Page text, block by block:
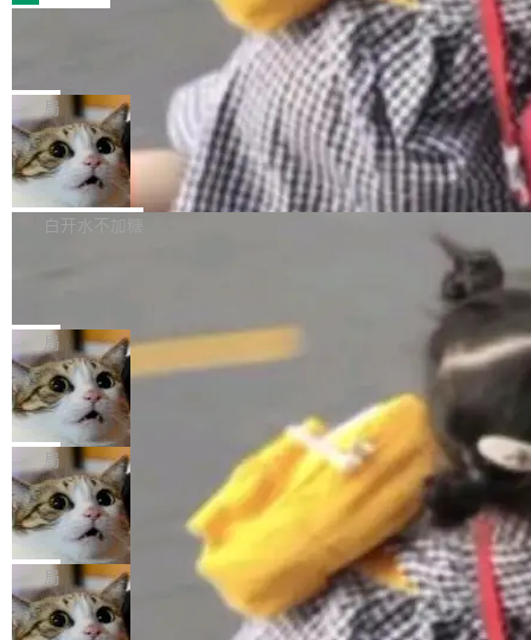
就绪要花数秒。如果未来有十...
ng。 然后，它把邮件往来和 iMessage 聊天记
录全贴了出来。 他发错人了 苹果外部律师 Gabr
iel Gross 来自 Weil 律所，2 月 23 日下午 5:53
给 OpenAI 总法律顾问 Che Chang 发了封邮
件，附了一封长信，要求 OpenAI 配合调查前苹
果员工带走机密信...
用，与鸿蒙电脑上的体验一致。值得一提的是，
这是目前市面上唯一支持平板接入WorkBuddy P
C版的产品，搭载“人机双写”重磅功能——你写
你的，AI写AI的，同屏协作互不干扰。一句话让
AI帮你干活，现在开启全新体验！ 温馨提示：
体验WorkBuddy鸿蒙PC版前，请将 HUAWEI M
atePad Edge 升级至 HarmonyOS 6.1.0.135S
P9 patch03及以上版本。 *升级路径：设置 > 搜
FFmpeg 9.0 发布：代号“Lei”，以此纪
全球知名开源多媒体框架 FFmpeg 今天正式发
布了 9.0 版本。这个版本除了带来新一代音视频
处理能力和硬件加速支持之外，还有一个特殊之
处：FFmpeg 9.0 的代号是“Lei”。 这个名字，
来自中国开发者雷霄骅（Lei Xiaohua）。 对于
很多中国音视频开发者而言，这个名字并不陌
“启蒙老师”。 而今年，恰好是雷霄骅离世十周
年。FFmpeg 社区最终选择用一个大版本的名
字，留下了这份纪念。 雷霄骅曾是中国传媒大学
数字电视技术方向的博士生，长期从事视频、音
频技...
局
亚马逊成本失控：AI 写代码烧掉 1215
万元，超预算 860%
外媒近日曝光了亚马逊的多份内部报告显示，AI
导致公司在多个项目上超支。《金融时报》报道
编写程序，目标是完成电商平台作者信息与商品
列表的数据匹配 —— 一项常规的数据处理任
务，最终却产生了 180 万美元的账单，实际支出
超出原定预算 860%。 更令人意外的是，该项目
最终并未成功落地，而高额算力消耗持续运行长
达 5 个月，公司直到财务对账时才察觉异常。这
意味着一个无人看管的 AI 程序，在近半年时间
里日夜不停地"烧钱"。 复盘显示，...
白开水不加糖
e CEO Clément Delangue 在 CNBC 的采访里
没有拐弯抹角。他说中国正在赢得 AI 竞赛，而
且按目前的速度，中国 AI 工具预计在今年底或
2027 年就能追上美国前沿实验室的水平。 Dela
ngue 把原因归结为一件事：开放协作。中国的
AI 开发者在一个共享和协作的生态里加速迭代，
而美国模型厂商在"闭门造车"。他的原话是 "buil
ding in silos"——各自为战，互不通气。 这个判
断从他嘴里说出来分量不同。Hugging Face 是
全球最大的开源 AI 平台，上面跑着上百万个模
型。谁在开源赛道上领先，...
局
当 AI agent 把源码变成了最好的扩展系
统，开发者工具必须开源
五年前，David Crawshaw 问过很多软件工程师
一个问题：你写过什么给自己用的程序？答案几
乎都是没有。工程师们整天用别人写的程序写程
序给别人用。偶尔有人自己写个博客系统、智能
家居控制、家庭实验室，都算稀奇事。 Crawsh
aw 是 Shelley 的作者，一个开源 AI coding age
nt。他最近在博客上写了一篇文章，核心论点很
简单：开发者工具必须开源。 理由不是传统的自
局
DeepSeek Harness 宣布内测邀请，全
网最大规模开源 Agent 路演现场诞生
一条内测招募帖，发出去的时候大概没人想到它
会变成一场开源 Agent 生态的路演。 8月1日，
DeepSeek Harness 团队负责人崔添翼（tiany
i）在 X 上发帖： 「如果你是 Agent Harness 相
局
商汤 SenseNova U1.5-Lite-Preview